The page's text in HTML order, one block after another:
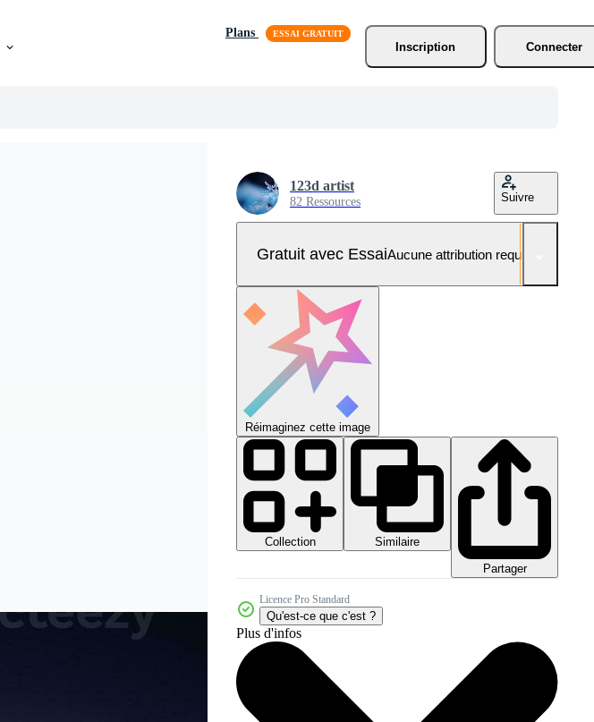
Plans
Inscription
Connecter
123d artist
82 Ressources Suivre
Gratuit avec EssaiAucune attribution requise
Réimaginez cette image
Collection
Similaire
Partager
Licence Pro Standard
Qu'est-ce que c'est ?
Plus d'infos